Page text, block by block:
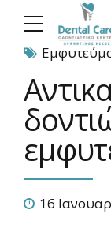
16